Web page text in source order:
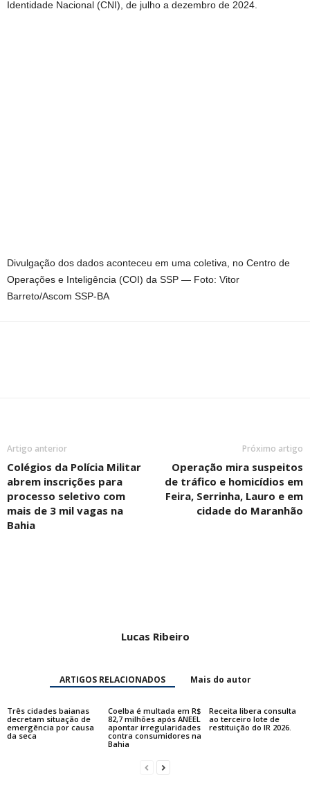
Identidade Nacional (CNI), de julho a dezembro de 2024.
Divulgação dos dados aconteceu em uma coletiva, no Centro de
Operações e Inteligência (COI) da SSP — Foto: Vitor
Barreto/Ascom SSP-BA
Artigo anterior
Colégios da Polícia Militar
abrem inscrições para
processo seletivo com
mais de 3 mil vagas na
Bahia
Próximo artigo
Operação mira suspeitos
de tráfico e homicídios em
Feira, Serrinha, Lauro e em
cidade do Maranhão
Lucas Ribeiro
ARTIGOS RELACIONADOS Mais do autor
Três cidades baianas
decretam situação de
emergência por causa
da seca
Coelba é multada em R$
82,7 milhões após ANEEL
apontar irregularidades
contra consumidores na
Bahia
Receita libera consulta
ao terceiro lote de
restituição do IR 2026.